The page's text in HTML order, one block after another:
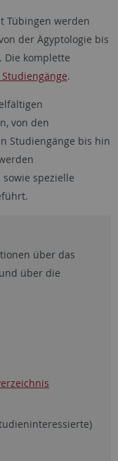
Tübingen werden
der Ägyptologie bis
Die komplette
.
von den
Studiengänge bis hin
spezielle
über das
über die